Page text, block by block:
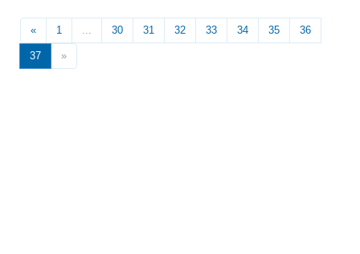
« 1 ... 30 31 32 33 34 35 36
37 »